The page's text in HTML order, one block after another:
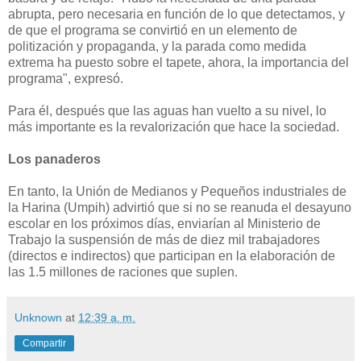
abrupta, pero necesaria en función de lo que detectamos, y
de que el programa se convirtió en un elemento de
politización y propaganda, y la parada como medida
extrema ha puesto sobre el tapete, ahora, la importancia del
programa", expresó.
Para él, después que las aguas han vuelto a su nivel, lo
más importante es la revalorización que hace la sociedad.
Los panaderos
En tanto, la Unión de Medianos y Pequeños industriales de
la Harina (Umpih) advirtió que si no se reanuda el desayuno
escolar en los próximos días, enviarían al Ministerio de
Trabajo la suspensión de más de diez mil trabajadores
(directos e indirectos) que participan en la elaboración de
las 1.5 millones de raciones que suplen.
Unknown at 12:39 a. m.
Compartir